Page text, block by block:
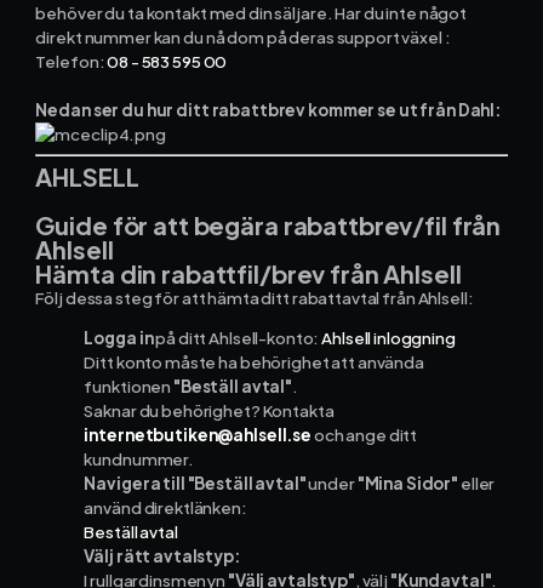
Mån - Fre 8:00 - 16:00
Ladda ner vår app
behöver du ta kontakt med din säljare. Har du inte något
direkt nummer kan du nå dom på deras support växel :
Telefon:08 - 583 595 00
Nedan ser du hur ditt rabattbrev kommer se ut från Dahl:
AHLSELL
Guide för att begära rabattbrev/fil från
Ahlsell
Hämta din rabattfil/brev från Ahlsell
Följ dessa steg för att hämta ditt rabattavtal från Ahlsell:
Logga inpå ditt Ahlsell-konto:Ahlsell inloggning
Ditt konto måste ha behörighet att använda
funktionen "Beställ avtal".
Saknar du behörighet? Kontakta
internetbutiken@ahlsell.seoch ange ditt
kundnummer.
Navigera till "Beställ avtal"under"Mina Sidor" eller
använd direktlänken:
Beställ avtal
Välj rätt avtalstyp:
I rullgardinsmenyn "Välj avtalstyp", välj "Kundavtal".